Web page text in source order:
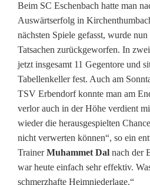
Beim SC Eschenbach hatte man
Auswärtserfolg in
nächsten Spiele gefasst, wurde
Tatsachen zurückgeworfen. In
jetzt insgesamt 11 Gegentore und
Tabellenkeller fest. Auch am
TSV Erbendorf konnte man am
verlor auch in der Höhe verdient
wieder die herausgespielten
nicht verwerten können“, so ein
TrainerMuhammet Dal nach der
war heute einfach sehr effektiv.
schmerzhafte Heimniederlage.“